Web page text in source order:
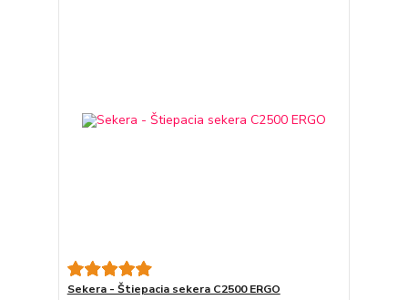
Sekera - Štiepacia sekera C2500 ERGO